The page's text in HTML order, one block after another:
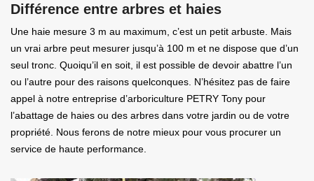
Différence entre arbres et haies
Une haie mesure 3 m au maximum, c’est un petit arbuste. Mais
un vrai arbre peut mesurer jusqu’à 100 m et ne dispose que d’un
seul tronc. Quoiqu’il en soit, il est possible de devoir abattre l’un
ou l’autre pour des raisons quelconques. N’hésitez pas de faire
appel à notre entreprise d’arboriculture PETRY Tony pour
l’abattage de haies ou des arbres dans votre jardin ou de votre
propriété. Nous ferons de notre mieux pour vous procurer un
service de haute performance.